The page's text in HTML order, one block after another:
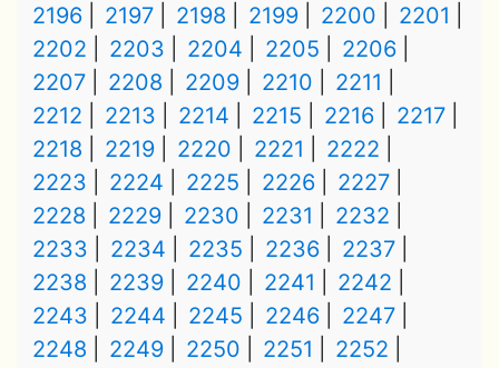
2196
2197 2198 2199 2200
2201
2202
2203 2204 2205
2206
2207
2208 2209 2210
2211
2212
2213 2214 2215 2216
2217
2218
2219 2220 2221
2222
2223
2224 2225 2226
2227
2228
2229 2230 2231
2232
2233
2234 2235 2236
2237
2238
2239 2240 2241
2242
2243
2244 2245 2246
2247
2248
2249 2250 2251
2252